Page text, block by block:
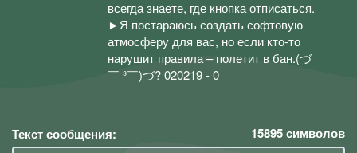
всегда знаете, где кнопка отписаться.
►Я постараюсь создать софтовую
атмосферу для вас, но если кто-то
нарушит правила – полетит в бан.(づ
￣ ³￣)づ? 020219 - 0
Текст сообщения: 15895символов